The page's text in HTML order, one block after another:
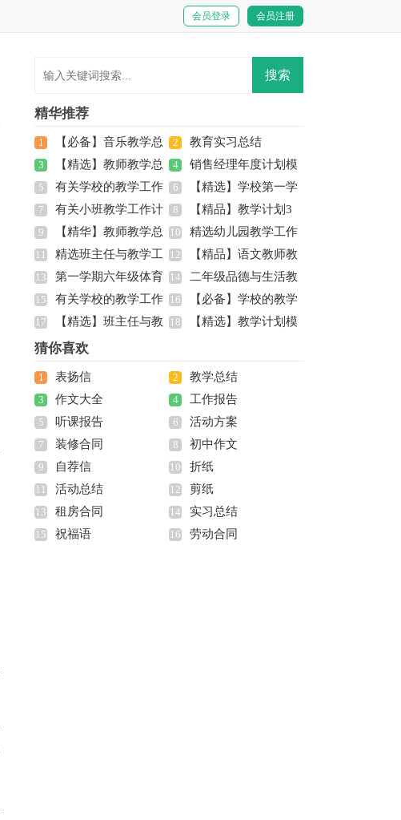
会员登录 会员注册
精华推荐
1
【必备】音乐教学总
结四篇
2 教育实习总结
3
【精选】教师教学总
结汇编九篇
4
销售经理年度计划模
板3篇
5
有关学校的教学工作
计划集合八篇
6
【精选】学校第一学
期教学工作计划四篇
7
有关小班教学工作计
划模板集合7篇
8
【精品】教学计划3
篇
9
【精华】教师教学总
结范文集合10篇
10
精选幼儿园教学工作
计划模板6篇
11
精选班主任与教学工
作计划3篇
12
【精品】语文教师教
学总结四篇
13
第一学期六年级体育
教学计划
14
二年级品德与生活教
学总结
15
有关学校的教学工作
计划范文汇编四篇
16
【必备】学校的教学
工作计划八篇
17
【精选】班主任与教
学工作计划范文7篇
18
【精选】教学计划模
猜你喜欢
1 表扬信 2 教学总结
3 作文大全 4 工作报告
5 听课报告 6 活动方案
7 装修合同 8 初中作文
9 自荐信 10 折纸
11 活动总结 12 剪纸
13 租房合同 14 实习总结
15 祝福语 16 劳动合同